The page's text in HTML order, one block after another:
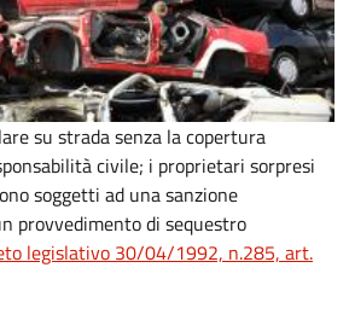
su strada senza la copertura
civile; i proprietari sorpresi
soggetti ad una sanzione
provvedimento di sequestro
legislativo 30/04/1992, n.285, art.